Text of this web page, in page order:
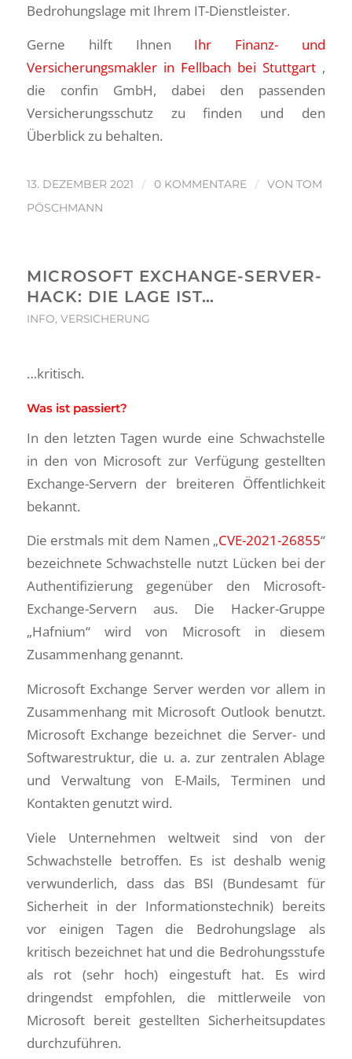
Bedrohungslage mit Ihrem IT-Dienstleister.
Gerne hilft Ihnen Ihr Finanz- und
Versicherungsmakler in Fellbach bei Stuttgart ,
die confin GmbH, dabei den passenden
Versicherungsschutz zu finden und den
Überblick zu behalten.
13. DEZEMBER 2021 / 0 KOMMENTARE / VON TOM
PÖSCHMANN
MICROSOFT EXCHANGE-SERVER-
HACK: DIE LAGE IST…
INFO, VERSICHERUNG
…kritisch.
Was ist passiert?
In den letzten Tagen wurde eine Schwachstelle
in den von Microsoft zur Verfügung gestellten
Exchange-Servern der breiteren Öffentlichkeit
bekannt.
Die erstmals mit dem Namen „CVE-2021-26855“
bezeichnete Schwachstelle nutzt Lücken bei der
Authentifizierung gegenüber den Microsoft-
Exchange-Servern aus. Die Hacker-Gruppe
„Hafnium“ wird von Microsoft in diesem
Zusammenhang genannt.
Microsoft Exchange Server werden vor allem in
Zusammenhang mit Microsoft Outlook benutzt.
Microsoft Exchange bezeichnet die Server- und
Softwarestruktur, die u. a. zur zentralen Ablage
und Verwaltung von E-Mails, Terminen und
Kontakten genutzt wird.
Viele Unternehmen weltweit sind von der
Schwachstelle betroffen. Es ist deshalb wenig
verwunderlich, dass das BSI (Bundesamt für
Sicherheit in der Informationstechnik) bereits
vor einigen Tagen die Bedrohungslage als
kritisch bezeichnet hat und die Bedrohungsstufe
als rot (sehr hoch) eingestuft hat. Es wird
dringendst empfohlen, die mittlerweile von
Microsoft bereit gestellten Sicherheitsupdates
durchzuführen.